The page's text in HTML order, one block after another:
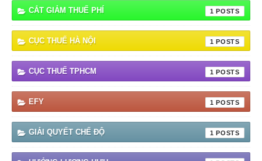
CẮT GIẢM THUẾ PHÍ 1
CỤC THUẾ HÀ NỘI 1
CỤC THUẾ TPHCM 1
EFY 1
GIẢI QUYẾT CHẾ ĐỘ 1